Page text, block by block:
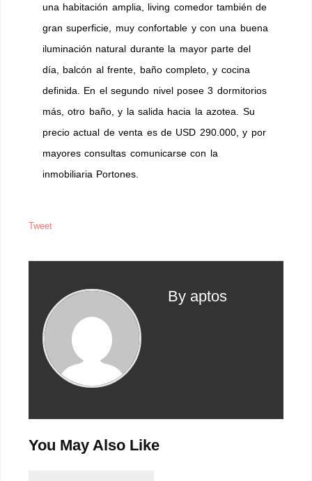
una habitación amplia, living comedor también de
gran superficie, muy confortable y con una buena
iluminación natural durante la mayor parte del
día, balcón al frente, baño completo, y cocina
definida. En el segundo nivel posee 3 dormitorios
más, otro baño, y la salida hacia la azotea. Su
precio actual de venta es de USD 290.000, y por
mayores consultas comunicarse con la
inmobiliaria Portones.
Tweet
By aptos
You May Also Like